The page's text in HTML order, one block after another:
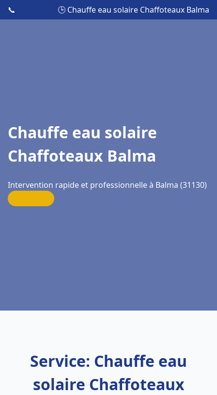
📞 🕒 Chauffe eau solaire Chaffoteaux Balma
Chauffe eau solaire
Chaffoteaux Balma
Intervention rapide et professionnelle à Balma (31130)
Service: Chauffe eau
solaire Chaffoteaux